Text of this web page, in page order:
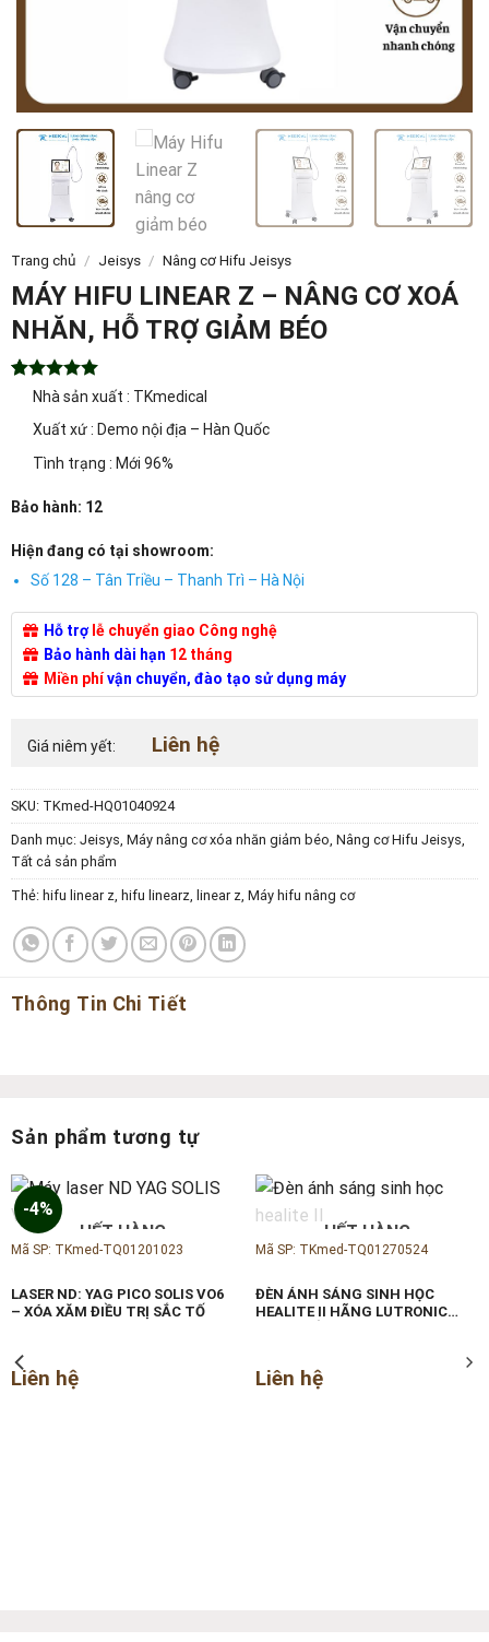
Trang chủ / Jeisys / Nâng cơ Hifu Jeisys
MÁY HIFU LINEAR Z – NÂNG CƠ XOÁ
NHĂN, HỖ TRỢ GIẢM BÉO
5.00trên 5
đánh giá
Nhà sản xuất : TKmedical
Xuất xứ : Demo nội địa – Hàn Quốc
Tình trạng : Mới 96%
Bảo hành: 12
Hiện đang có tại showroom:
Số 128 – Tân Triều – Thanh Trì – Hà Nội
Hỗ trợ lễ chuyển giao Công nghệ
Bảo hành dài hạn 12 tháng
Miền phívận chuyển, đào tạo sử dụng máy
Giá niêm yết: Liên hệ
SKU: TKmed-HQ01040924
Danh mục: Jeisys, Máy nâng cơ xóa nhăn giảm béo, Nâng cơ Hifu Jeisys,
Tất cả sản phẩm
Thẻ: hifu linear z, hifu linearz, linear z, Máy hifu nâng cơ
Thông Tin Chi Tiết
Sản phẩm tương tự
-4%
HẾT HÀNG
Mã SP: TKmed-TQ01201023
LASER ND: YAG PICO SOLIS VO6
– XÓA XĂM ĐIỀU TRỊ SẮC TỐ
Liên hệ
HẾT HÀNG
Mã SP: TKmed-TQ01270524
ĐÈN ÁNH SÁNG SINH HỌC
HEALITE II HÃNG LUTRONIC
Liên hệ